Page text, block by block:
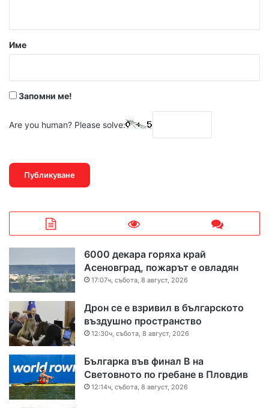
р
Име
Запомни ме!
Are you human? Please solve:
6000 декара горяха край
Асеновград, пожарът е овладян
17:07ч, събота, 8 август, 2026
Дрон се е взривил в българското
въздушно пространство
12:30ч, събота, 8 август, 2026
Българка във финал B на
Световното по гребане в Пловдив
12:14ч, събота, 8 август, 2026